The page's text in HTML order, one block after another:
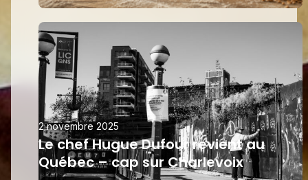
2 novembre 2025
Le chef Hugue Dufour revient au
Québec – cap sur Charlevoix